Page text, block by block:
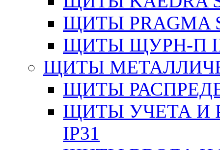
ЩИТЫ PRAGMA
ЩИТЫ ЩУРН-П
ЩИТЫ
ЩИТЫ
ЩИТЫ УЧЕТА И
IP31